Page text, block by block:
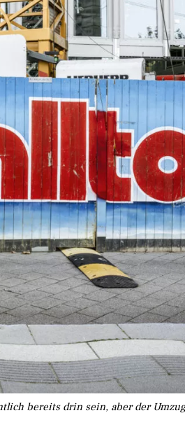
bereits drin sein, aber der